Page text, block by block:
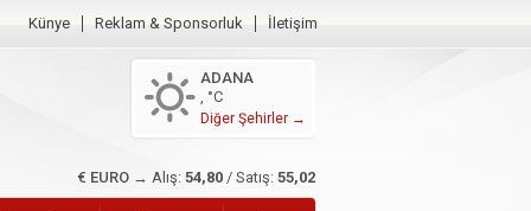
Künye Reklam & Sponsorluk İletişim
ADANA
, °C
Diğer Şehirler →
$ DOLAR → Alış: 47,47 / Satış: 47,66